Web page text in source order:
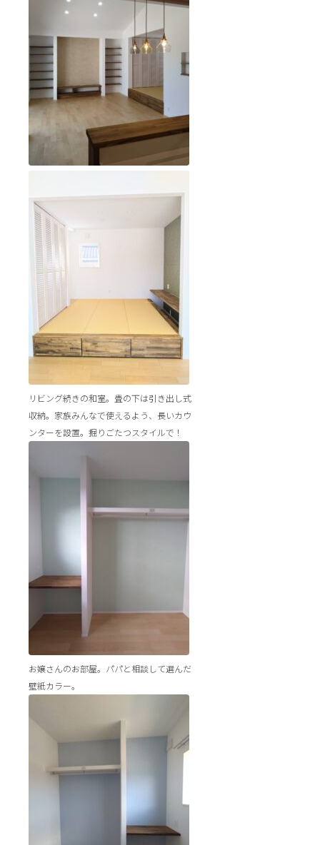
リビング続きの和室。畳の下は引き出し式
収納。家族みんなで使えるよう、長いカウ
ンターを設置。掘りごたつスタイルで！
お嬢さんのお部屋。パパと相談して選んだ
壁紙カラー。